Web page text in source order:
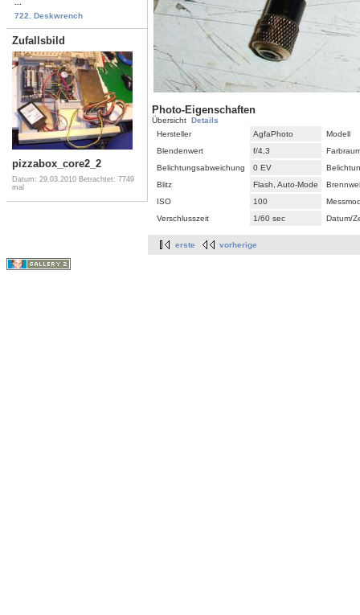
722. Deskwrench
Zufallsbild
pizzabox_core2_2
Datum: 29.03.2010 Betrachtet: 7749
mal
Photo-Eigenschaften
Übersicht Details
Hersteller
AgfaPhoto
Modell
Blendenwert
f/4,3
Belichtungsabweichung
0 EV
Blitz
Flash, Auto-Mode
ISO
100
Verschlusszeit
1/60 sec Datum/
erste vorherige